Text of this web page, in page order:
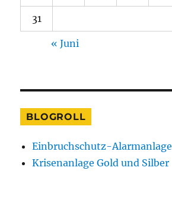
31
« Juni
BLOGROLL
Einbruchschutz-Alarmanlage
Krisenanlage Gold und Silber